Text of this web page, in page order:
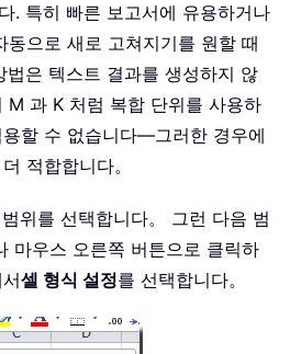
. 특히 빠른 보고서에 유용하거나
동으로 새로 고쳐지기를 원할 때
법은 텍스트 결과를 생성하지 않
M 과 K 처럼 복합 단위를 사용하
할 수 없습니다—그러한 경우에
적합합니다。
위를 선택합니다。 그런 다음 범
마우스 오른쪽 버튼으로 클릭하
셀 형식 설정를 선택합니다。